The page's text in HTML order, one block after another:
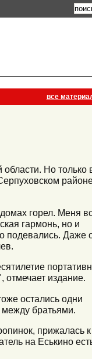
все
Но только
горел. Меня
гармонь, но и
подевались. Даже
отмечает издание.
остались одни
братьями.
прижалась к
на Еськино